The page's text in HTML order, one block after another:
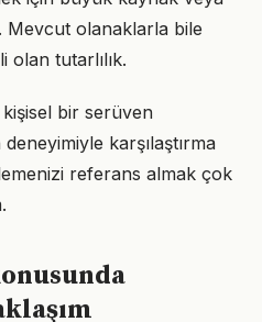
Mevcut olanaklarla bile
olan tutarlılık.
bir serüven
karşılaştırma
referans almak çok